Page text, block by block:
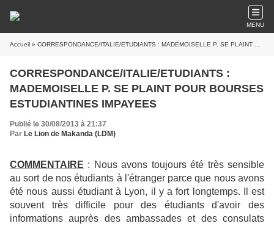
MENU
Accueil » CORRESPONDANCE/ITALIE/ETUDIANTS : MADEMOISELLE P. SE PLAINT POUR BOURSES ESTUDIANTINES IMPAYEES
CORRESPONDANCE/ITALIE/ETUDIANTS :
MADEMOISELLE P. SE PLAINT POUR BOURSES
ESTUDIANTINES IMPAYEES
Publié le 30/08/2013 à 21:37
Par Le Lion de Makanda (LDM)
COMMENTAIRE : Nous avons toujours été très sensible
au sort de nos étudiants à l'étranger parce que nous avons
été nous aussi étudiant à Lyon, il y a fort longtemps. Il est
souvent très difficile pour des étudiants d'avoir des
informations auprès des ambassades et des consulats